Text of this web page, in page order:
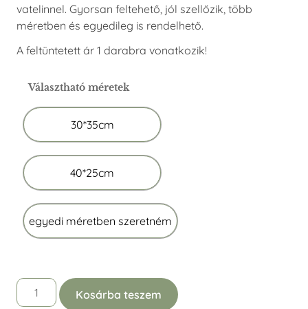
vatelinnel. Gyorsan feltehető, jól szellőzik, több
méretben és egyedileg is rendelhető.
A feltüntetett ár 1 darabra vonatkozik!
Választható méretek
30*35cm
40*25cm
egyedi méretben szeretném
Kosárba teszem